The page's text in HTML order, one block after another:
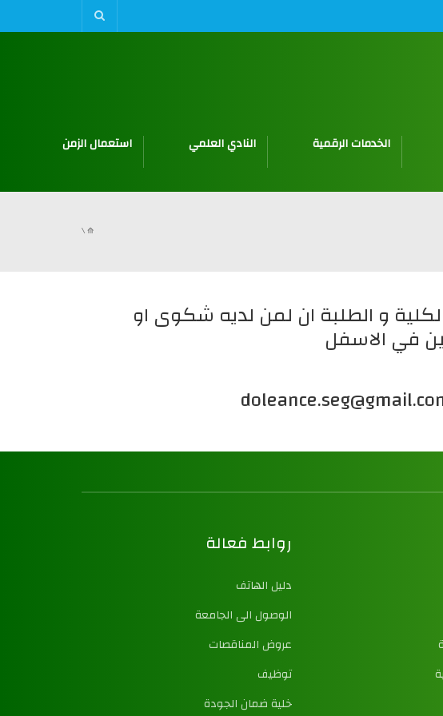
الخدمات الرقمية النادي العلمي استعمال الزمن
⟰
\
و الطلبة ان لمن لديه شكوى او
في الاسفل
روابط فعالة
دليل الهاتف
الوصول الى الجامعة
عروض المناقصات
توظيف
خلية ضمان الجودة